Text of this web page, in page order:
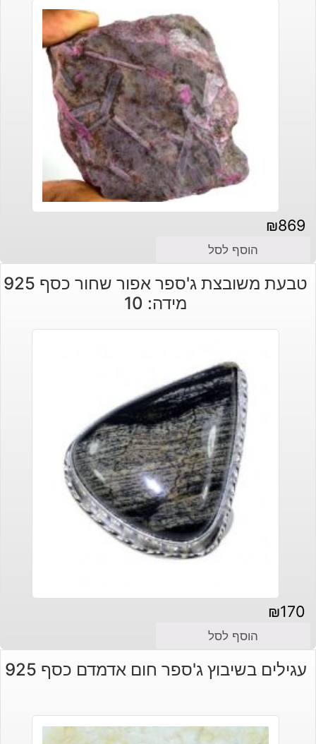
₪869
הוסף לסל
טבעת משובצת ג'ספר אפור שחור כסף 925
מידה: 10
₪170
הוסף לסל
עגילים בשיבוץ ג'ספר חום אדמדם כסף 925